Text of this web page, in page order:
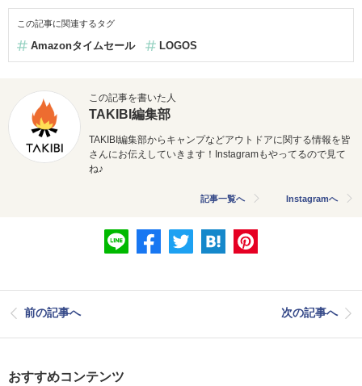
この記事に関連するタグ
Amazonタイムセール LOGOS
この記事を書いた人
TAKIBI編集部
TAKIBI編集部からキャンプなどアウトドアに関する情報を皆
さんにお伝えしていきます！Instagramもやってるので見て
ね♪
記事一覧へ Instagramへ
前の記事へ 次の記事へ
おすすめコンテンツ